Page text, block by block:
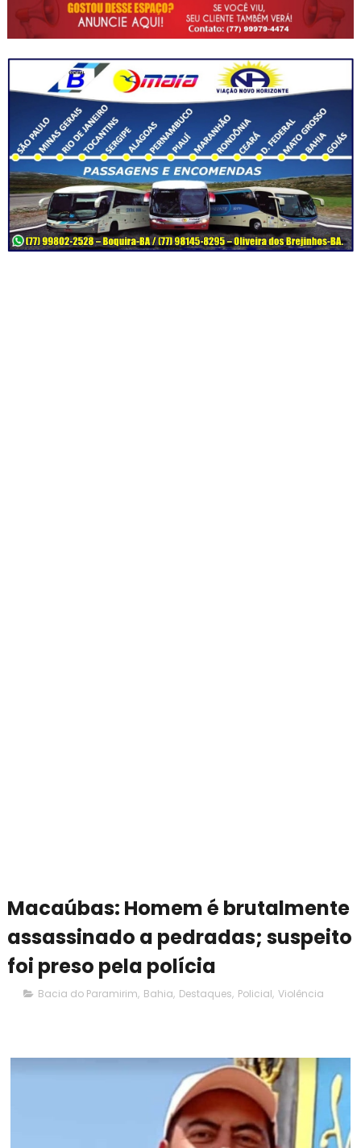
Macaúbas: Homem é brutalmente
assassinado a pedradas; suspeito
foi preso pela polícia
Bacia do Paramirim, Bahia, Destaques, Policial, Violência